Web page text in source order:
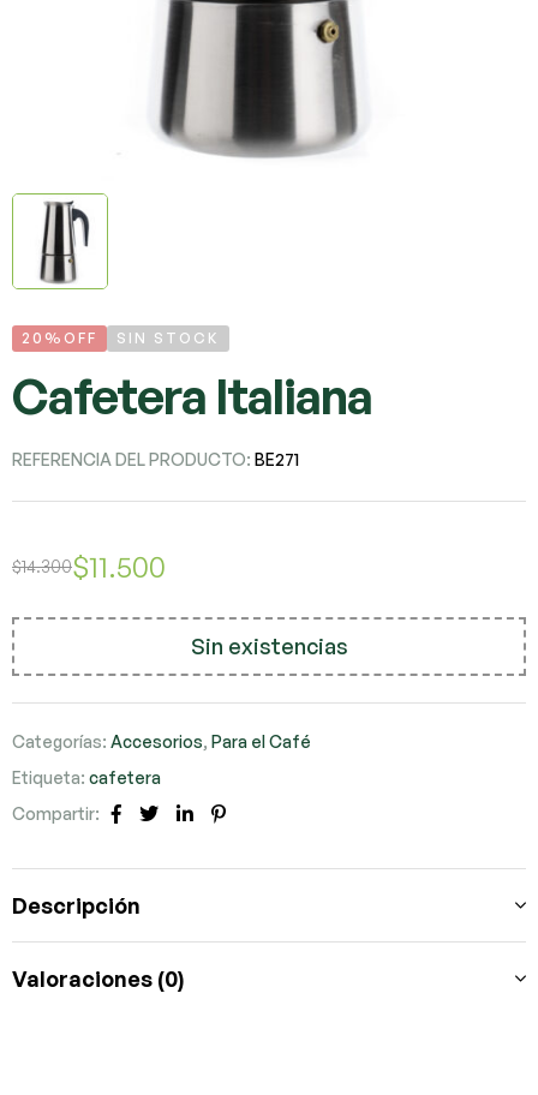
20%OFF SIN STOCK
Cafetera Italiana
REFERENCIA DEL PRODUCTO: BE271
$14.300$11.500
Sin existencias
Categorías: Accesorios, Para el Café
Etiqueta: cafetera
Compartir:
Facebook
TwitterLinkedIn
Descripción
Valoraciones (0)